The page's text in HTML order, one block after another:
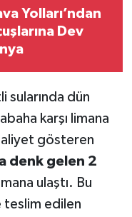
Yolları’ndan
Dev
sularında dün
karşı limana
gösteren
denk gelen 2
ulaştı. Bu
teslim edilen